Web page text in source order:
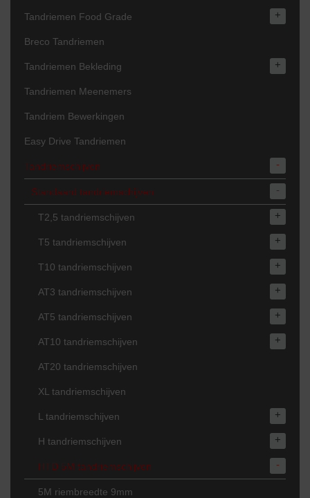
Tandriemen Food Grade +
Breco Tandriemen
Tandriemen Bekleding +
Tandriemen Meenemers
Tandriem Bewerkingen
Easy Drive Tandriemen
Tandriemschijven -
Standaard tandriemschijven -
T2,5 tandriemschijven +
T5 tandriemschijven +
T10 tandriemschijven +
AT3 tandriemschijven +
AT5 tandriemschijven +
AT10 tandriemschijven +
AT20 tandriemschijven
XL tandriemschijven
L tandriemschijven +
H tandriemschijven +
HTD 5M tandriemschijven -
5M riembreedte 9mm